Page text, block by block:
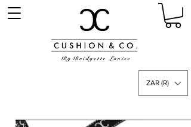
ZAR (R)